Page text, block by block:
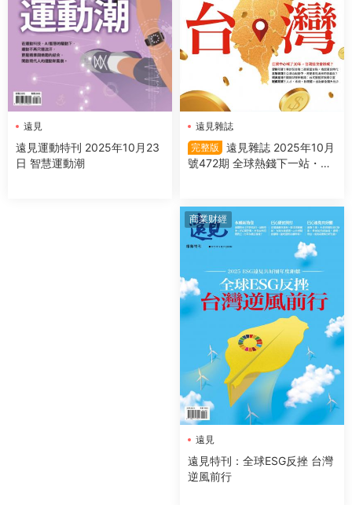
遠見
遠見運動特刊 2025年10月23
日 智慧運動潮
遠見雜誌
完整版
遠見雜誌 2025年10月
號472期 全球熱錢下一站・台
商業财經
遠見
遠見特刊：全球ESG反挫 台灣
逆風前行